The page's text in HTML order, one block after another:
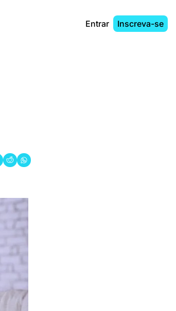
Entrar Inscreva-se